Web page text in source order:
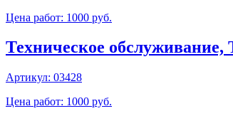
Цена работ: 1000 руб.
Техническое
Артикул: 03428
Цена работ: 1000 руб.